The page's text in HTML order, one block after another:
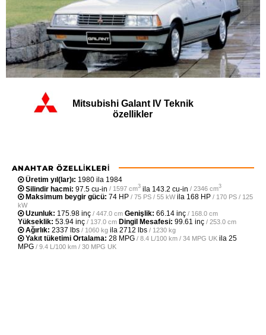
Mitsubishi Galant IV Teknik
özellikler
ANAHTAR ÖZELLIKLERI
Üretim yıl(lar)ı: 1980 ila 1984
Silindir hacmi: 97.5 cu-in / 1597 cm3 ila 143.2 cu-in / 2346 cm3
Maksimum beygir gücü: 74 HP / 75 PS / 55 kWila 168 HP / 170 PS / 125
kW
Uzunluk: 175.98 inç / 447.0 cm Genişlik: 66.14 inç / 168.0 cm
Yükseklik: 53.94 inç / 137.0 cm Dingil Mesafesi: 99.61 inç / 253.0 cm
Ağırlık: 2337 lbs / 1060 kg ila 2712 lbs / 1230 kg
Yakıt tüketimi Ortalama: 28 MPG / 8.4 L/100 km / 34 MPG UK ila 25
MPG / 9.4 L/100 km / 30 MPG UK